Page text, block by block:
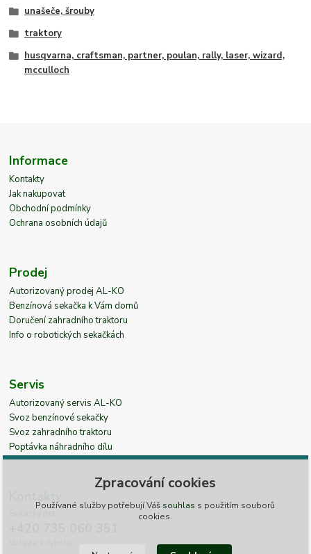
unašeče, šrouby
traktory
husqvarna, craftsman, partner, poulan, rally, laser, wizard,
mcculloch
Informace
Kontakty
Jak nakupovat
Obchodní podmínky
Ochrana osobních údajů
Prodej
Autorizovaný prodej AL-KO
Benzínová sekačka k Vám domů
Doručení zahradního traktoru
Info o robotických sekačkách
Servis
Autorizovaný servis AL-KO
Svoz benzínové sekačky
Svoz zahradního traktoru
Poptávka náhradního dílu
Zpracování cookies
Používané služby potřebují Váš souhlas s použitím souborů
cookies.